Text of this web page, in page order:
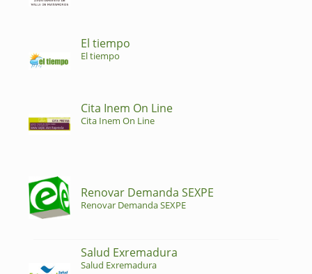
El tiempo
El tiempo
Cita Inem On Line
Cita Inem On Line
Renovar Demanda SEXPE
Renovar Demanda SEXPE
Salud Exremadura
Salud Exremadura